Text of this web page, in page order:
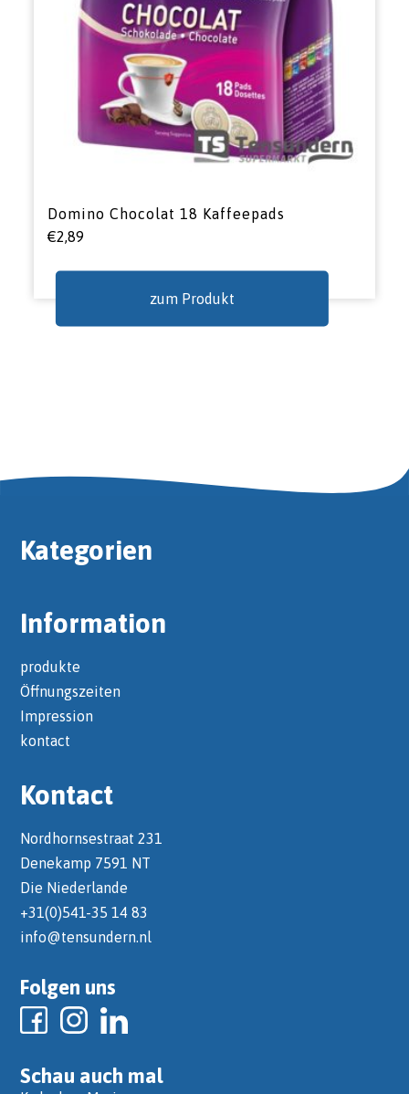
Domino Chocolat 18 Kaffeepads
€2,89
zum Produkt
Kategorien
Information
produkte
Öffnungszeiten
Impression
kontact
Kontact
Nordhornsestraat 231
Denekamp 7591 NT
Die Niederlande
+31(0)541-35 14 83
info@tensundern.nl
Folgen uns
Schau auch mal